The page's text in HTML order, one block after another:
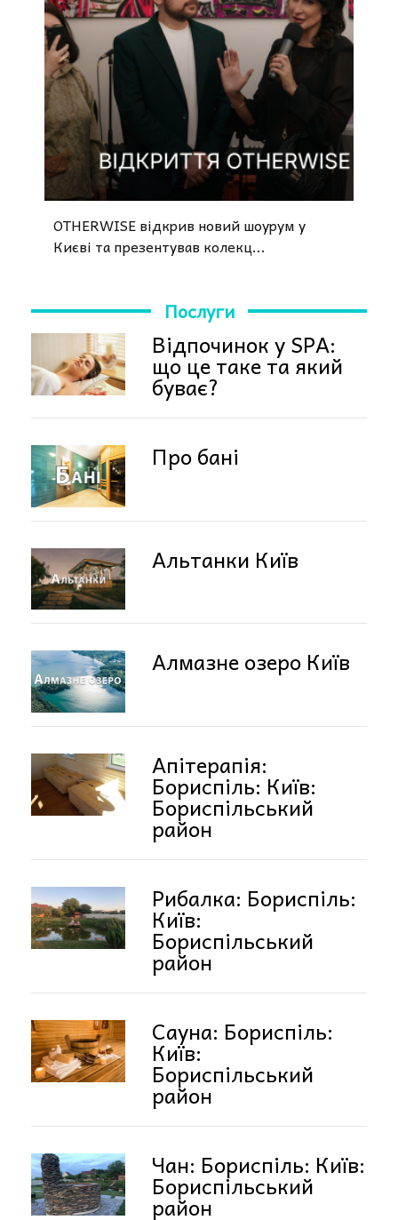
OTHERWISE відкрив новий шоурум у
Києві та презентував колекц...
Послуги
Відпочинок у SPA:
що це таке та який
буває?
Про бані
Альтанки Київ
Алмазне озеро Київ
Апітерапія:
Бориспіль: Київ:
Бориспільський
район
Рибалка: Бориспіль:
Київ:
Бориспільський
район
Сауна: Бориспіль:
Київ:
Бориспільський
район
Чан: Бориспіль: Київ:
Бориспільський
район